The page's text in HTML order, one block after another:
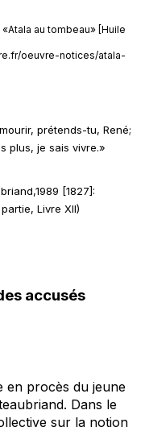
au tombeau» [Huile
oeuvre-notices/atala-
prétends-tu, René;
plus, je sais vivre.»
[1827]:
Livre XII)
accusés
en procès du jeune
Dans le
sur la notion